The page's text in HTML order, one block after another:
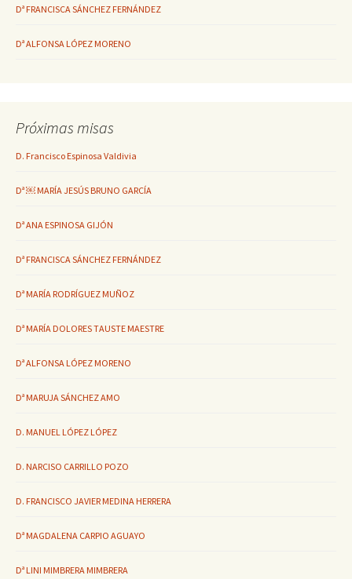
Dª FRANCISCA SÁNCHEZ FERNÁNDEZ
Dª ALFONSA LÓPEZ MORENO
Próximas misas
D. Francisco Espinosa Valdivia
Dª ￼ MARÍA JESÚS BRUNO GARCÍA
Dª ANA ESPINOSA GIJÓN
Dª FRANCISCA SÁNCHEZ FERNÁNDEZ
Dª MARÍA RODRÍGUEZ MUÑOZ
Dª MARÍA DOLORES TAUSTE MAESTRE
Dª ALFONSA LÓPEZ MORENO
Dª MARUJA SÁNCHEZ AMO
D. MANUEL LÓPEZ LÓPEZ
D. NARCISO CARRILLO POZO
D. FRANCISCO JAVIER MEDINA HERRERA
Dª MAGDALENA CARPIO AGUAYO
Dª LINI MIMBRERA MIMBRERA